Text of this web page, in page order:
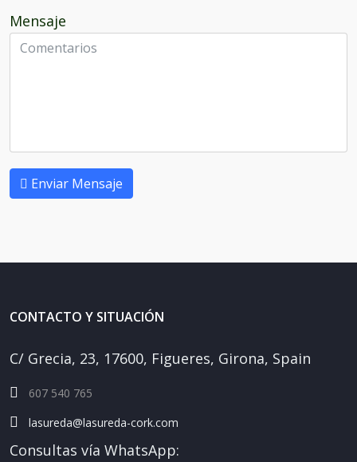
Mensaje
Enviar Mensaje
CONTACTO Y SITUACIÓN
C/ Grecia, 23, 17600, Figueres, Girona, Spain
607 540 765
lasureda@lasureda-cork.com
Consultas vía WhatsApp: